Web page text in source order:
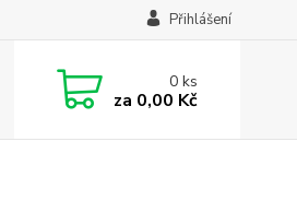
Přihlášení
0ks
za 0,00 Kč